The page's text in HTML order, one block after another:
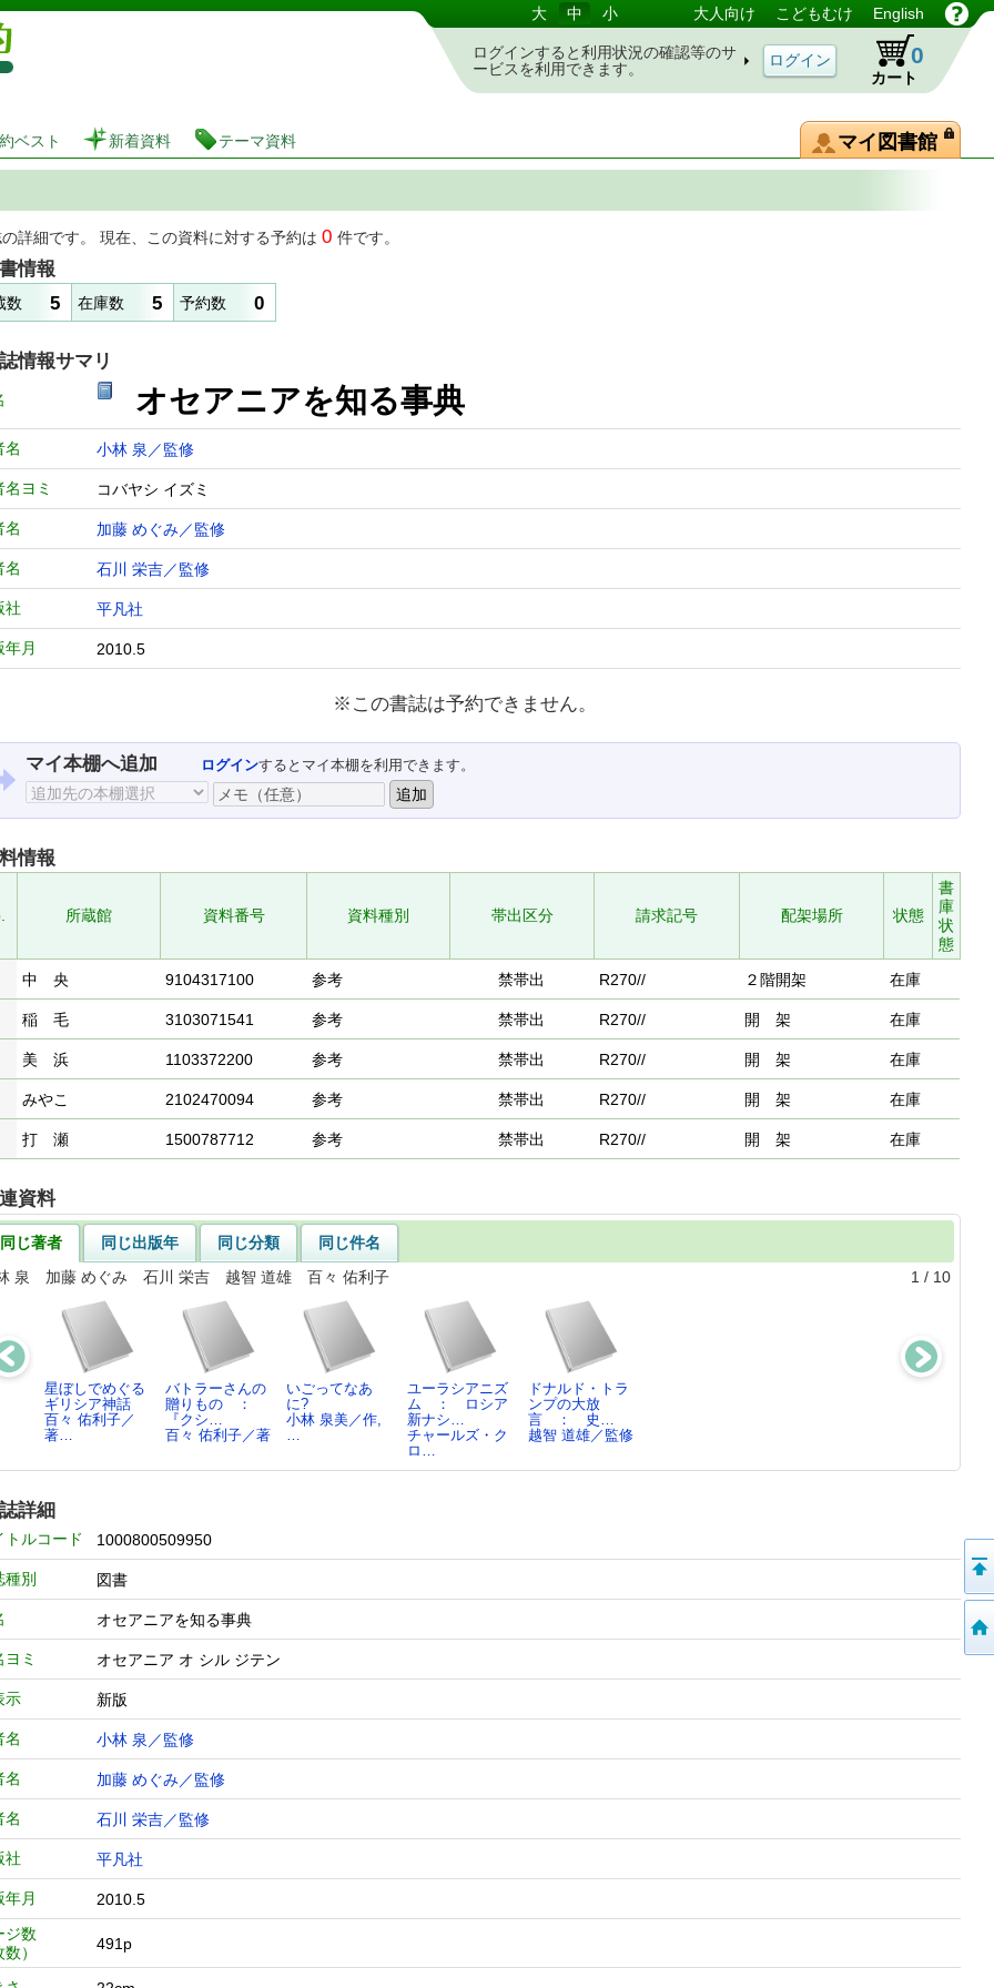
図書館 蔵書検索・予約システム 大 中 小 大人向け こどもむけ English
ログインすると利用状況の確認等のサ
ービスを利用できます。
カート
0
ベスト 新着資料 テーマ資料 マイ図書館
詳細です。 現在、この資料に対する予約は 0 件です。
情報
数 5 在庫数 5 予約数 0
情報サマリ
オセアニアを知る事典
名 小林 泉／監修
名ヨミ コバヤシ イズミ
名 加藤 めぐみ／監修
名 石川 栄吉／監修
社 平凡社
年月 2010.5
※この書誌は予約できません。
マイ本棚へ追加 ログインするとマイ本棚を利用できます。
情報
所蔵館 資料番号 資料種別 帯出区分 請求記号 配架場所 状態
書
庫
状
態
中 央 9104317100 参考 禁帯出 R270// ２階開架 在庫
稲 毛 3103071541 参考 禁帯出 R270// 開 架 在庫
美 浜 1103372200 参考 禁帯出 R270// 開 架 在庫
みやこ 2102470094 参考 禁帯出 R270// 開 架 在庫
打 瀬 1500787712 参考 禁帯出 R270// 開 架 在庫
資料
同じ著者 同じ出版年 同じ分類
同じ件名
泉 加藤 めぐみ 石川 栄吉 越智 道雄 百々 佑利子
1 / 10
星ぼしでめぐる
ギリシア神話
百々 佑利子／
著…
バトラーさんの
贈りもの ：
『クシ…
百々 佑利子／著
いごってなあ
に?
小林 泉美／作,
…
ユーラシアニズ
ム ： ロシア
新ナシ…
チャールズ・ク
ロ…
ドナルド・トラ
ンプの大放
言 ： 史…
越智 道雄／監修
詳細
トルコード 1000800509950
種別 図書
オセアニアを知る事典
ヨミ オセアニア オ シル ジテン
示 新版
名 小林 泉／監修
名 加藤 めぐみ／監修
名 石川 栄吉／監修
社 平凡社
年月
2010.5
ジ数
数）
491p